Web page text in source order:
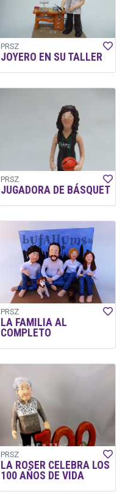
PRSZ
JOYERO EN SU TALLER
PRSZ
JUGADORA DE BÁSQUET
PRSZ
LA FAMILIA AL
COMPLETO
PRSZ
LA ROSER CELEBRA LOS
100 AÑOS DE VIDA